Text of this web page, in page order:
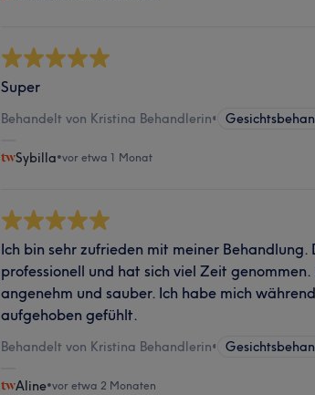
Super
Behandelt von Kristina Behandlerin•
Sybilla•vor etwa 1 Monat
Ich bin sehr zufrieden mit meiner Behandlung.
professionell und hat sich viel Zeit
angenehm und sauber. Ich habe mich
aufgehoben gefühlt.
Behandelt von Kristina Behandlerin•
Aline•vor etwa 2 Monaten